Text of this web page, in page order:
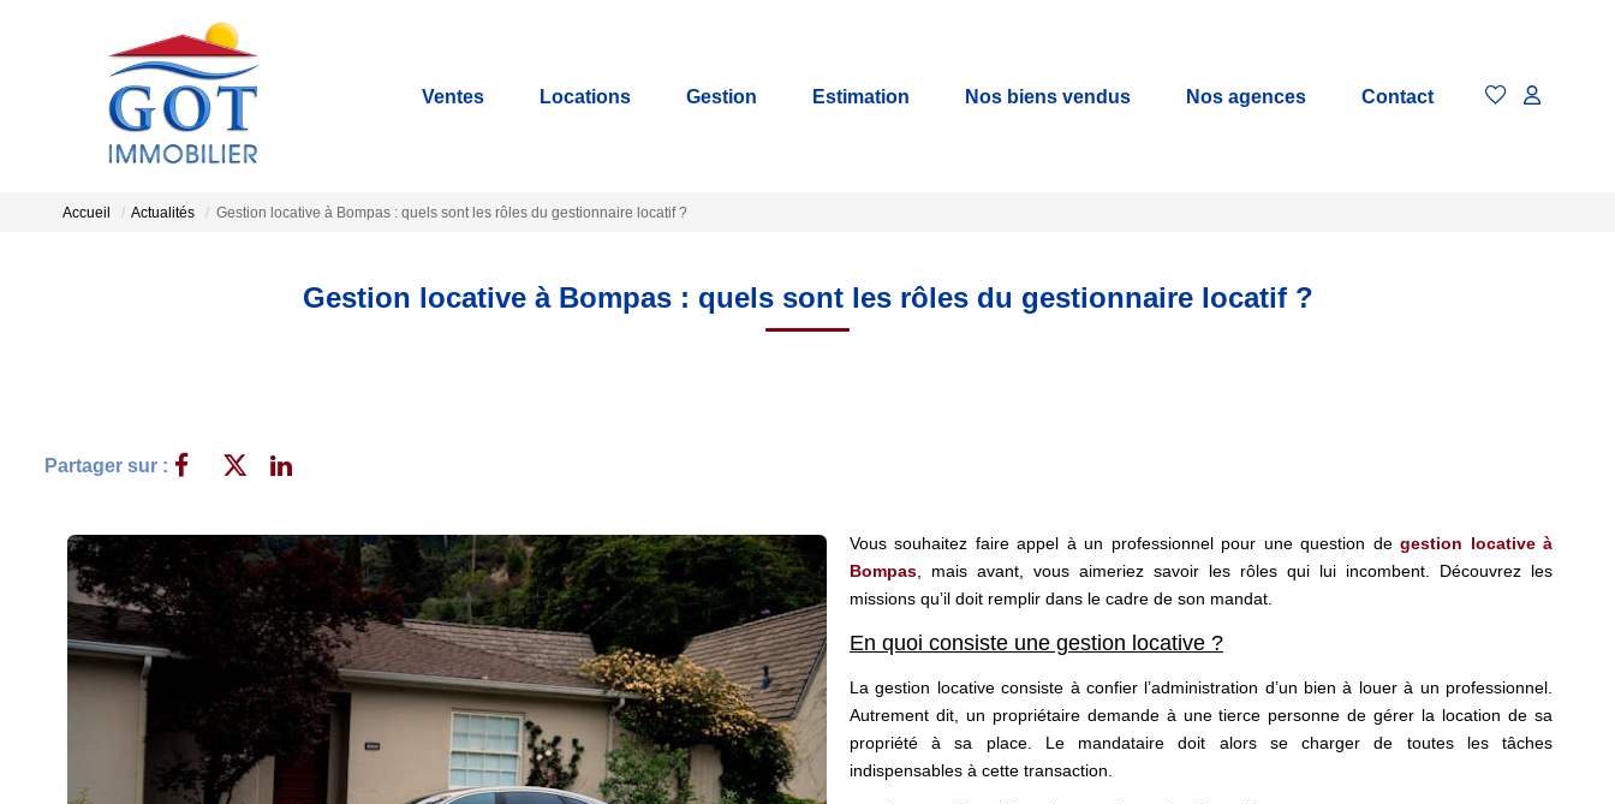
Ventes Locations Gestion Estimation Nos biens vendus Nos agences Contact
Accueil Actualités Gestion locative à Bompas : quels sont les rôles du gestionnaire locatif ?
Gestion locative à Bompas : quels sont les rôles du gestionnaire locatif ?
Partager sur :
Vous souhaitez faire appel à un professionnel pour une question degestion locative à
Bompas , mais avant, vous aimeriez savoir les rôles qui lui incombent. Découvrez les
missions qu’il doit remplir dans le cadre de son mandat.
En quoi consiste une gestion locative ?
La gestion locative consiste à confier l’administration d’un bien à louer à un professionnel.
Autrement dit, un propriétaire demande à une tierce personne de gérer la location de sa
propriété à sa place. Le mandataire doit alors se charger de toutes les tâches
indispensables à cette transaction.